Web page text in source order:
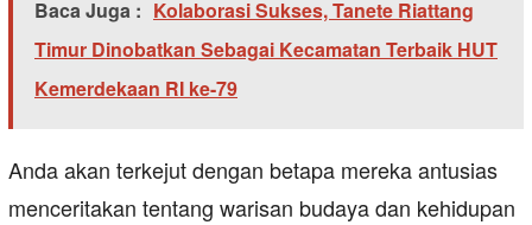
Baca Juga : Kolaborasi Sukses, Tanete Riattang
Timur Dinobatkan Sebagai Kecamatan Terbaik HUT
Kemerdekaan RI ke-79
Anda akan terkejut dengan betapa mereka antusias
menceritakan tentang warisan budaya dan kehidupan